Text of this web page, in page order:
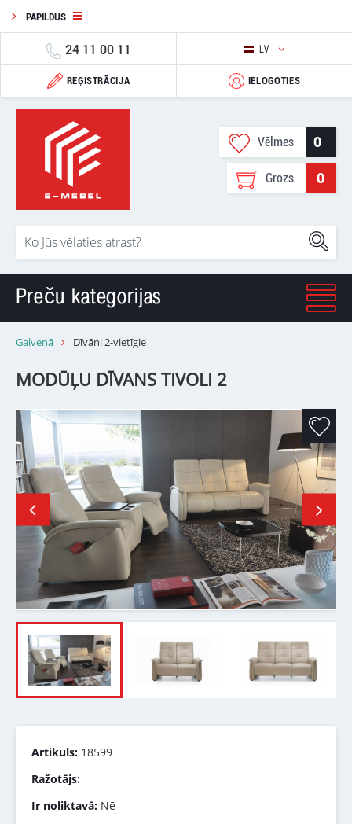
PAPILDUS
24 11 00 11 LV
REĢISTRĀCIJA IELOGOTIES
Vēlmes 0
Grozs 0
Preču kategorijas
Galvenā Dīvāni 2-vietīgie
MODŪĻU DĪVANS TIVOLI 2
Artikuls: 18599
Ražotājs:
Ir noliktavā: Nē